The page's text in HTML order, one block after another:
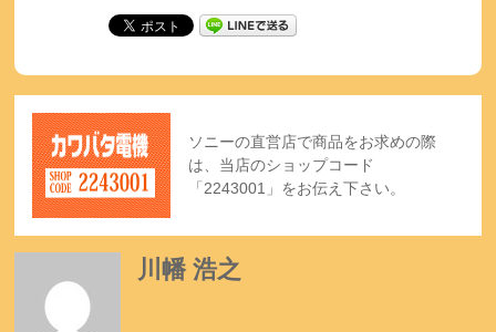
ソニーの直営店で商品をお求めの際
は、当店のショップコード
「2243001」をお伝え下さい。
川幡 浩之